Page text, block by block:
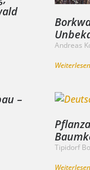
Andreas
Tipidorf
–